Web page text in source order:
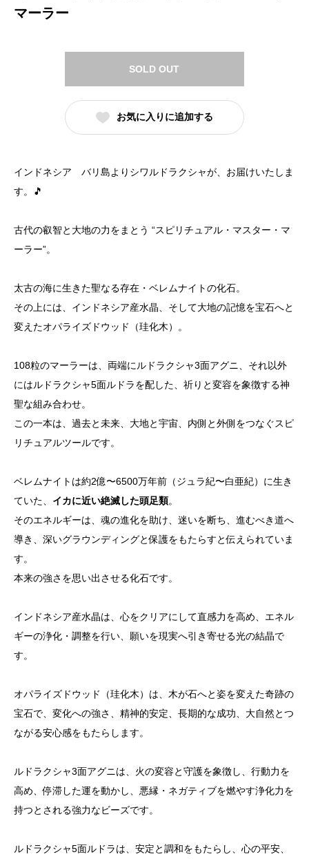
マーラー
SOLD OUT
お気に入りに追加する
インドネシア バリ島よりシワルドラクシャが、お届けいたしま
す。🎵
古代の叡智と大地の力をまとう “スピリチュアル・マスター・マ
ーラー”。
太古の海に生きた聖なる存在・ベレムナイトの化石。
その上には、インドネシア産水晶、そして大地の記憶を宝石へと
変えたオパライズドウッド（珪化木）。
108粒のマーラーは、両端にルドラクシャ3面アグニ、それ以外
にはルドラクシャ5面ルドラを配した、祈りと変容を象徴する神
聖な組み合わせ。
この一本は、過去と未来、大地と宇宙、内側と外側をつなぐスピ
リチュアルツールです。
ベレムナイトは約2億〜6500万年前（ジュラ紀〜白亜紀）に生き
ていた、 イカに近い絶滅した頭足類。
そのエネルギーは、魂の進化を助け、迷いを断ち、進むべき道へ
導き、深いグラウンディングと保護をもたらすと伝えられていま
す。
本来の強さを思い出させる化石です。
インドネシア産水晶は、心をクリアにして直感力を高め、エネル
ギーの浄化・調整を行い、願いを現実へ引き寄せる光の結晶で
す。
オパライズドウッド（珪化木）は、木が石へと姿を変えた奇跡の
宝石で、変化への強さ、精神的安定、長期的な成功、大自然とつ
ながる安心感をもたらします。
ルドラクシャ3面アグニは、火の変容と守護を象徴し、行動力を
高め、停滞した運を動かし、悪縁・ネガティブを燃やす浄化力を
持つとされる強力なビーズです。
ルドラクシャ5面ルドラは、安定と調和をもたらし、心の平安、